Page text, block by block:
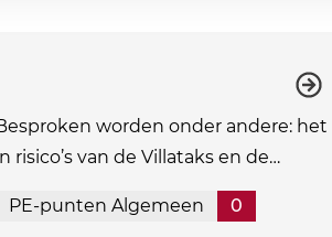
worden onder andere: het
van de Villataks en de…
PE-punten Algemeen
0